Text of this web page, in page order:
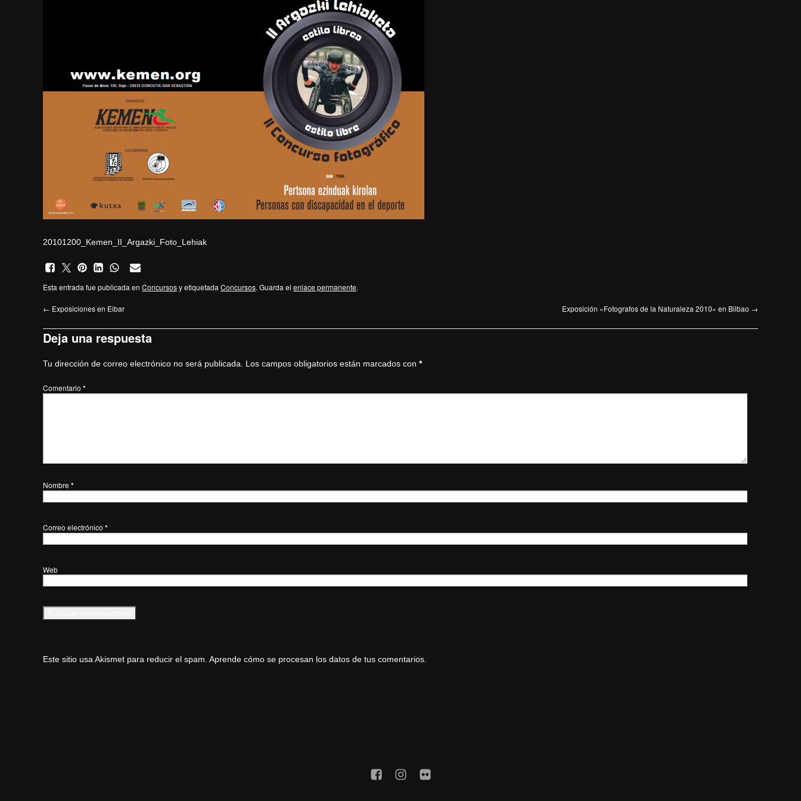
20101200_Kemen_II_Argazki_Foto_Lehiak
Esta entrada fue publicada en Concursosy etiquetada Concursos. Guarda el enlace permanente.
← Exposiciones en Eibar Exposición «Fotografos de la Naturaleza 2010» en Bilbao →
Deja una respuesta
Tu dirección de correo electrónico no será publicada. Los campos obligatorios están marcados con *
Comentario *
Nombre *
Correo electrónico *
Web
Este sitio usa Akismet para reducir el spam. Aprende cómo se procesan los datos de tus comentarios.